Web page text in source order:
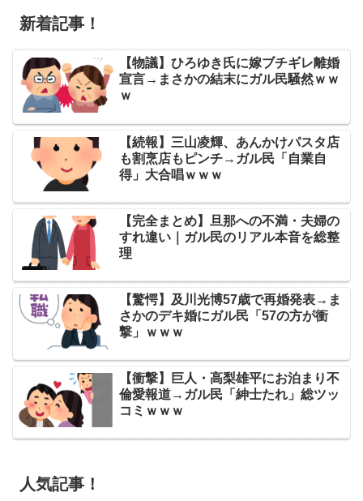
新着記事！
【物議】ひろゆき氏に嫁ブチギレ離婚
宣言→まさかの結末にガル民騒然ｗｗ
ｗ
【続報】三山凌輝、あんかけパスタ店
も割烹店もピンチ→ガル民「自業自
得」大合唱ｗｗｗ
【完全まとめ】旦那への不満・夫婦の
すれ違い｜ガル民のリアル本音を総整
理
【驚愕】及川光博57歳で再婚発表→ま
さかのデキ婚にガル民「57の方が衝
撃」ｗｗｗ
【衝撃】巨人・高梨雄平にお泊まり不
倫愛報道→ガル民「紳士たれ」総ツッ
コミｗｗｗ
人気記事！